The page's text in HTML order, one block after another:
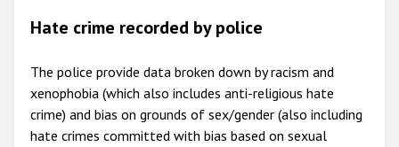
Hate crime recorded by police
The police provide data broken down by racism and
xenophobia (which also includes anti-religious hate
crime) and bias on grounds of sex/gender (also including
hate crimes committed with bias based on sexual